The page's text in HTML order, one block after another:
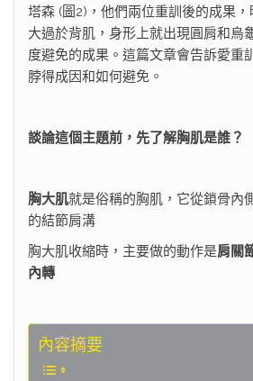
塔森 (圖2)，他們兩位重訓後的成果
大過於背肌，身形上就出現圓肩和烏
度避免的成果。這篇文章會告訴愛重
脖得成因和如何避免。
談論這個主題前，先了解胸肌是誰？
胸大肌就是俗稱的胸肌，它從鎖骨內
的結節肩溝
胸大肌收縮時，主要做的動作是肩關
內轉
內容摘要